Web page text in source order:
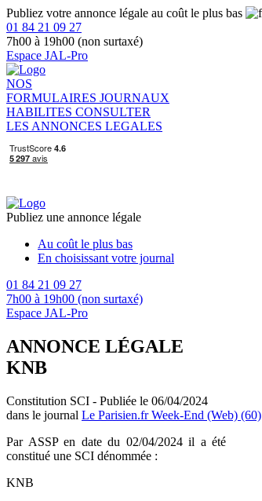
Publiez votre annonce légale au coût le plus bas
01 84 21 09 27
7h00 à 19h00 (non surtaxé)
Espace JAL-Pro
NOS
FORMULAIRES JOURNAUX
HABILITES CONSULTER
LES ANNONCES LEGALES
Publiez une annonce légale
Au coût le plus bas
En choisissant votre journal
01 84 21 09 27
7h00 à 19h00 (non surtaxé)
Espace JAL-Pro
ANNONCE LÉGALE
KNB
Constitution SCI - Publiée le 06/04/2024
dans le journal Le Parisien.fr Week-End (Web) (60)
Par ASSP en date du 02/04/2024 il a été
constitué une SCI dénommée :
KNB